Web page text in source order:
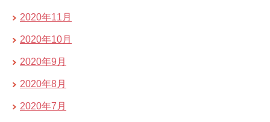
2020年11月
2020年10月
2020年9月
2020年8月
2020年7月